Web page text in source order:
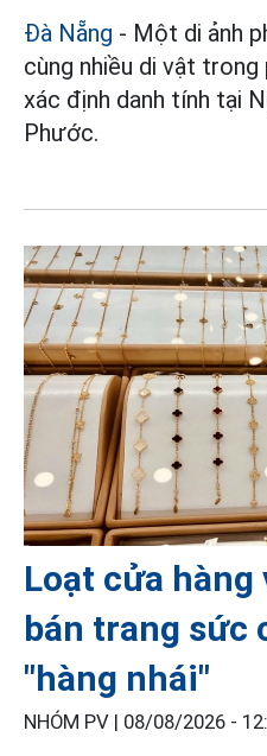
Đà Nẵng - Một di ảnh
cùng nhiều di vật
xác định danh tính tại
Phước.
Loạt cửa hàng
bán trang sức
"hàng nhái"
NHÓM PV | 08/08/2026 -